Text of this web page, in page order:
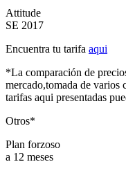
Attitude
SE 2017
Encuentra tu tarifa aqui
*La comparación de
mercado,tomada de varios
tarifas aqui presentadas
Otros*
Plan forzoso
a 12 meses